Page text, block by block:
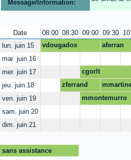
Message/Information:
Date 08:00 08:30 09:00 09:30
lun. juin 15
vdougados aferran
mar. juin 16
mer. juin 17
cgorlt
jeu. juin 18
zferrand
ven. juin 19
mmontemurro
sam. juin 20
dim. juin 21
sans assistance